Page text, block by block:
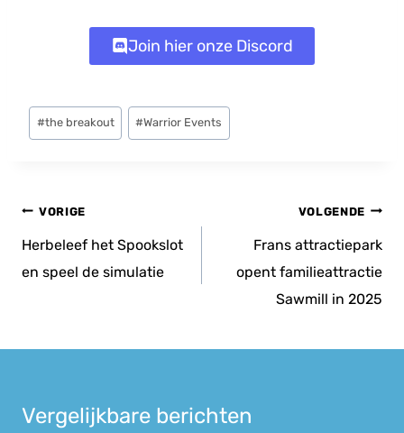
Join hier onze Discord
Bericht
tags:
#the breakout #Warrior Events
Bericht
navigatie
VORIGE
Herbeleef het Spookslot
en speel de simulatie
VOLGENDE
Frans attractiepark
opent familieattractie
Sawmill in 2025
Vergelijkbare berichten